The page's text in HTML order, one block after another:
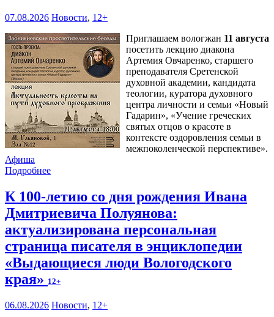
07.08.2026 Новости, 12+
Приглашаем вологжан 11 августа
посетить лекцию диакона
Артемия Овчаренко, старшего
преподавателя Сретенской
духовной академии, кандидата
теологии, куратора духовного
центра личности и семьи «Новый
Гадарин», «Учение греческих
святых отцов о красоте в
контексте оздоровления семьи в
межпоколенческой перспективе».
Афиша
Подробнее
К 100-летию со дня рождения Ивана
Дмитриевича Полуянова:
актуализирована персональная
страница писателя в энциклопедии
«Выдающиеся люди Вологодского
края» 12+
06.08.2026 Новости, 12+